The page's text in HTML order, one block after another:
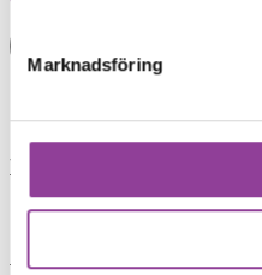
Marknadsföring
Fler
modell
Vattenskadebehandling
499,00kr